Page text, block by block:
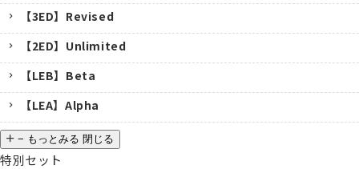
【3ED】Revised
【2ED】Unlimited
【LEB】Beta
【LEA】Alpha
− もっとみる 閉じる
特別セット